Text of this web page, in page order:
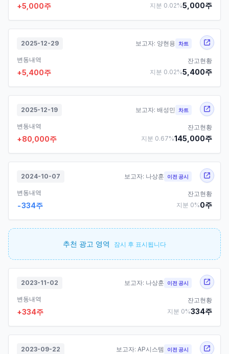
+5,000주
지분 0.02%5,000주
2025-12-29 보고자: 양현용 차트
변동내역
+5,400주
잔고현황
지분 0.02%5,400주
2025-12-19 보고자: 배성민 차트
변동내역
+80,000주
잔고현황
지분 0.67%145,000주
2024-10-07 보고자: 나상훈 이전 공시
변동내역
-334주
잔고현황
지분 0%0주
추천 광고 영역 잠시 후 표시됩니다
2023-11-02 보고자: 나상훈 이전 공시
변동내역
+334주
잔고현황
지분 0%334주
2023-09-22 보고자: AP시스템 이전 공시